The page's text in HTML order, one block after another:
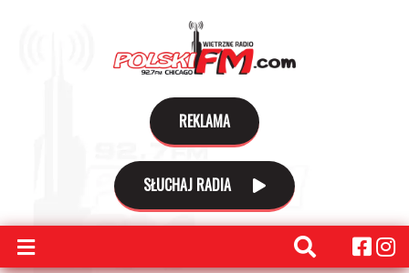
REKLAMA
SŁUCHAJ RADIA